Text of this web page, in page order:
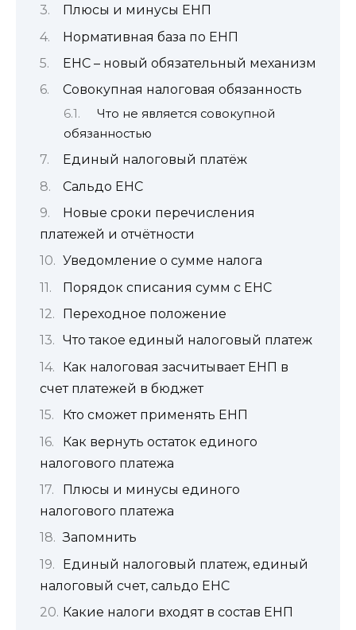
Плюсы и минусы ЕНП
Нормативная база по ЕНП
ЕНС – новый обязательный механизм
Совокупная налоговая обязанность
Что не является совокупной
обязанностью
Единый налоговый платёж
Сальдо ЕНС
Новые сроки перечисления
платежей и отчётности
Уведомление о сумме налога
Порядок списания сумм с ЕНС
Переходное положение
Что такое единый налоговый платеж
Как налоговая засчитывает ЕНП в
счет платежей в бюджет
Кто сможет применять ЕНП
Как вернуть остаток единого
налогового платежа
Плюсы и минусы единого
налогового платежа
Запомнить
Единый налоговый платеж, единый
налоговый счет, сальдо ЕНС
Какие налоги входят в состав ЕНП